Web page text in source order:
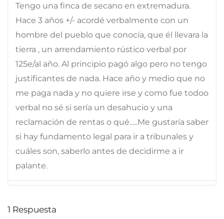
Tengo una finca de secano en extremadura.
Hace 3 años +/- acordé verbalmente con un
hombre del pueblo que conocía, que él llevara la
tierra , un arrendamiento rústico verbal por
125e/al año. Al principio pagó algo pero no tengo
justificantes de nada. Hace año y medio que no
me paga nada y no quiere irse y como fue todoo
verbal no sé si sería un desahucio y una
reclamación de rentas o qué…..Me gustaría saber
si hay fundamento legal para ir a tribunales y
cuáles son, saberlo antes de decidirme a ir
palante.
1 Respuesta